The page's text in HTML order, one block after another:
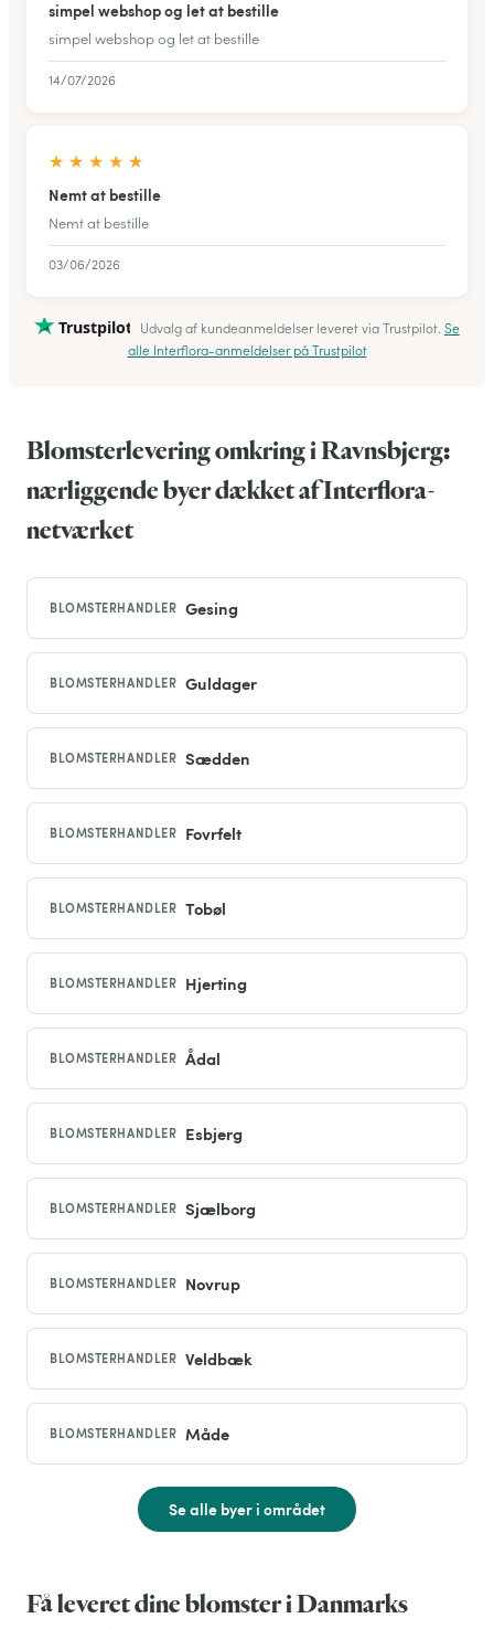
simpel webshop og let at bestille
simpel webshop og let at bestille
14/07/2026
★ ★ ★ ★ ★
Nemt at bestille
Nemt at bestille
03/06/2026
Trustpilot Udvalg af kundeanmeldelser leveret via Trustpilot. Se
alle Interflora-anmeldelser på Trustpilot
Blomsterlevering omkring i Ravnsbjerg:
nærliggende byer dækket af Interflora-
netværket
BLOMSTERHANDLER Gesing
BLOMSTERHANDLER Guldager
BLOMSTERHANDLER Sædden
BLOMSTERHANDLER Fovrfelt
BLOMSTERHANDLER Tobøl
BLOMSTERHANDLER Hjerting
BLOMSTERHANDLER Ådal
BLOMSTERHANDLER Esbjerg
BLOMSTERHANDLER Sjælborg
BLOMSTERHANDLER Novrup
BLOMSTERHANDLER Veldbæk
BLOMSTERHANDLER Måde
Se alle byer i området
Få leveret dine blomster i Danmarks